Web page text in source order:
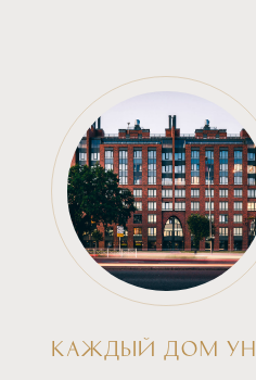
КАЖДЫЙ ДОМ